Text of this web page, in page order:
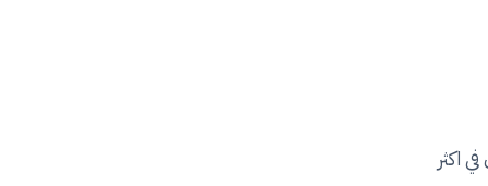
اكثر